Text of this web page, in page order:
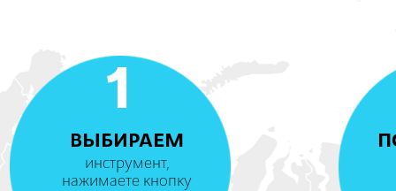
1
ВЫБИРАЕМ
инструмент,
нажимаете кнопку